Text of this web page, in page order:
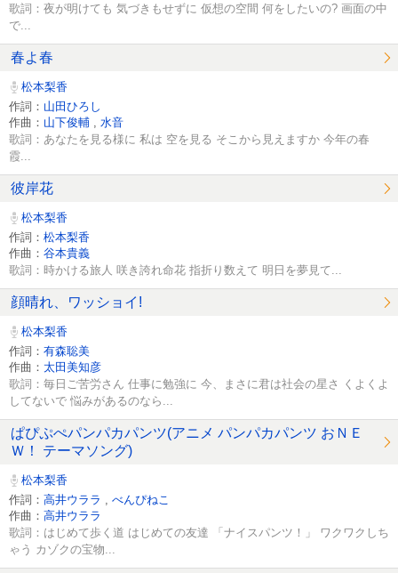
歌詞：夜が明けても 気づきもせずに 仮想の空間 何をしたいの? 画面の中
で...
春よ春
松本梨香
作詞： 山田ひろし
作曲： 山下俊輔 水音
歌詞：あなたを見る様に 私は 空を見る そこから見えますか 今年の春
霞...
彼岸花
松本梨香
作詞： 松本梨香
作曲： 谷本貴義
歌詞：時かける旅人 咲き誇れ命花 指折り数えて 明日を夢見て...
顔晴れ、ワッショイ!
松本梨香
作詞： 有森聡美
作曲： 太田美知彦
歌詞：毎日ご苦労さん 仕事に勉強に 今、まさに君は社会の星さ くよくよ
してないで 悩みがあるのなら...
ぱぴぷぺパンパカパンツ(アニメ パンパカパンツ おＮＥ
Ｗ！ テーマソング)
松本梨香
作詞： 高井ウララ
べんぴねこ
作曲： 高井ウララ
歌詞：はじめて歩く道 はじめての友達 「ナイスパンツ！」 ワクワクしち
ゃう カゾクの宝物...